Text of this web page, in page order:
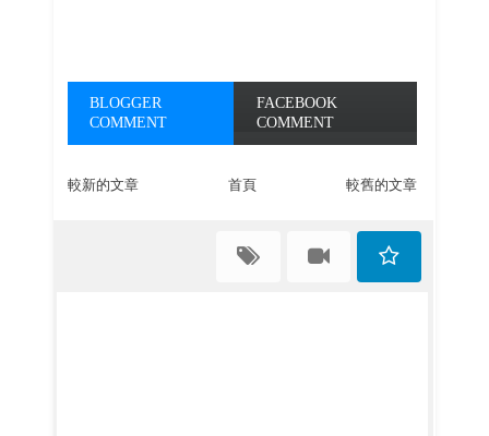
BLOGGER
COMMENT
FACEBOOK
COMMENT
較新的文章 較舊的文章
首頁